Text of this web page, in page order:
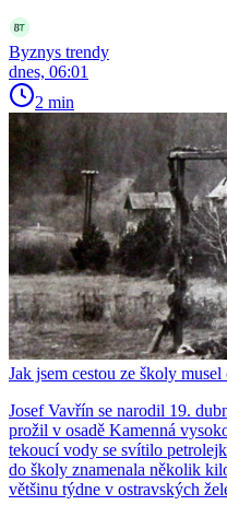
Byznys trendy
dnes, 06:01
2 min
Jak jsem cestou ze školy
Josef Vavřín se narodil 19.
prožil v osadě Kamenná
tekoucí vody se svítilo
do školy znamenala několik
většinu týdne v ostravských